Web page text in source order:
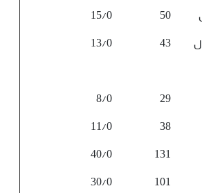
50
15/0
43
13/0
29
8/0
38
11/0
131
40/0
101
30/0